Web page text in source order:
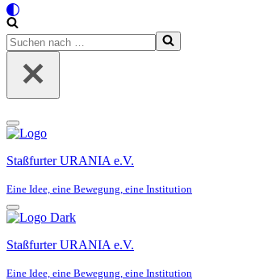
Suchen
nach …
Navigationsmenü
Staßfurter URANIA e.V.
Eine Idee, eine Bewegung, eine Institution
Navigationsmenü
Staßfurter URANIA e.V.
Eine Idee, eine Bewegung, eine Institution